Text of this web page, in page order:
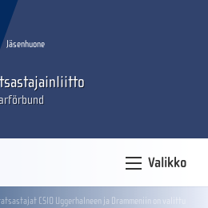
Jäsenhuone
Valikko
CSIO Uggerhalneen ja Drammeniin on valittu